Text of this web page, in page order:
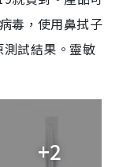
毒，使用鼻拭子
試結果。靈敏
+2